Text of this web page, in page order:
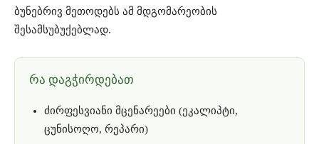
ბუნებრივ მეთოდებს ამ მდგომარეობის
შესამსუბუქებლად.
რა დაგჭირდებათ
ძირფესვიანი მცენარეები (ეკალიპტი,
ცუნისოღო, რეპარი)